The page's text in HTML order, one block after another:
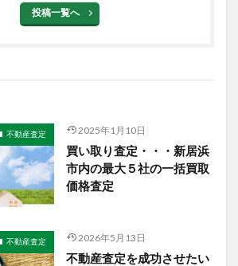
投稿一覧へ
不動産査定 2025年1月10日
買い取り査定・・・新居浜
市内の最大５社の一括買取
価格査定
不動産査定 2026年5月13日
不動産査定を成功させたい